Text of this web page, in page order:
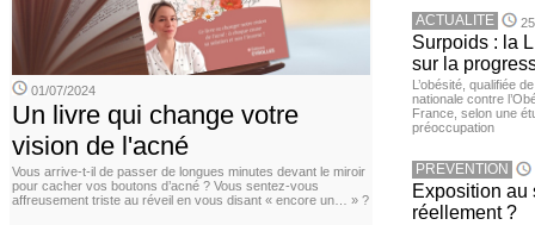
01/07/2024
Un livre qui change votre
vision de l'acné
Vous arrive-t-il de passer de longues minutes devant le miroir
pour cacher vos boutons d’acné ? Vous sentez-vous
affreusement triste au réveil en vous disant « encore un… » ?
ACTUALITE
Surpoids : la
sur la
L’obésité, qualifiée
nationale contre
France, selon une
préoccupation
PREVENTION
Exposition au
réellement ?